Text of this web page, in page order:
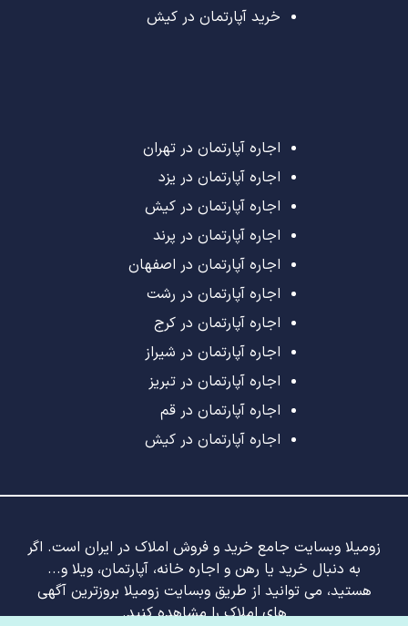
خرید آپارتمان در کیش
اجاره آپارتمان در تهران
اجاره آپارتمان در یزد
اجاره آپارتمان در کیش
اجاره آپارتمان در پرند
اجاره آپارتمان در اصفهان
اجاره آپارتمان در رشت
اجاره آپارتمان در کرج
اجاره آپارتمان در شیراز
اجاره آپارتمان در تبریز
اجاره آپارتمان در قم
اجاره آپارتمان در کیش
زومیلا وبسایت جامع خرید و فروش املاک در ایران است. اگر
به دنبال خرید یا رهن و اجاره خانه، آپارتمان، ویلا و...
هستید، می توانید از طریق وبسایت زومیلا بروزترین آگهی
های املاک را مشاهده کنید.